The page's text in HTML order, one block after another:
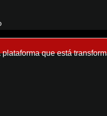
plataforma que está